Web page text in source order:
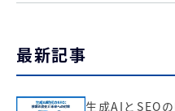
最新記事
生成AIとSEO